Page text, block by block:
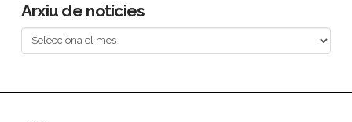
Arxiu de notícies
Arxiu
de